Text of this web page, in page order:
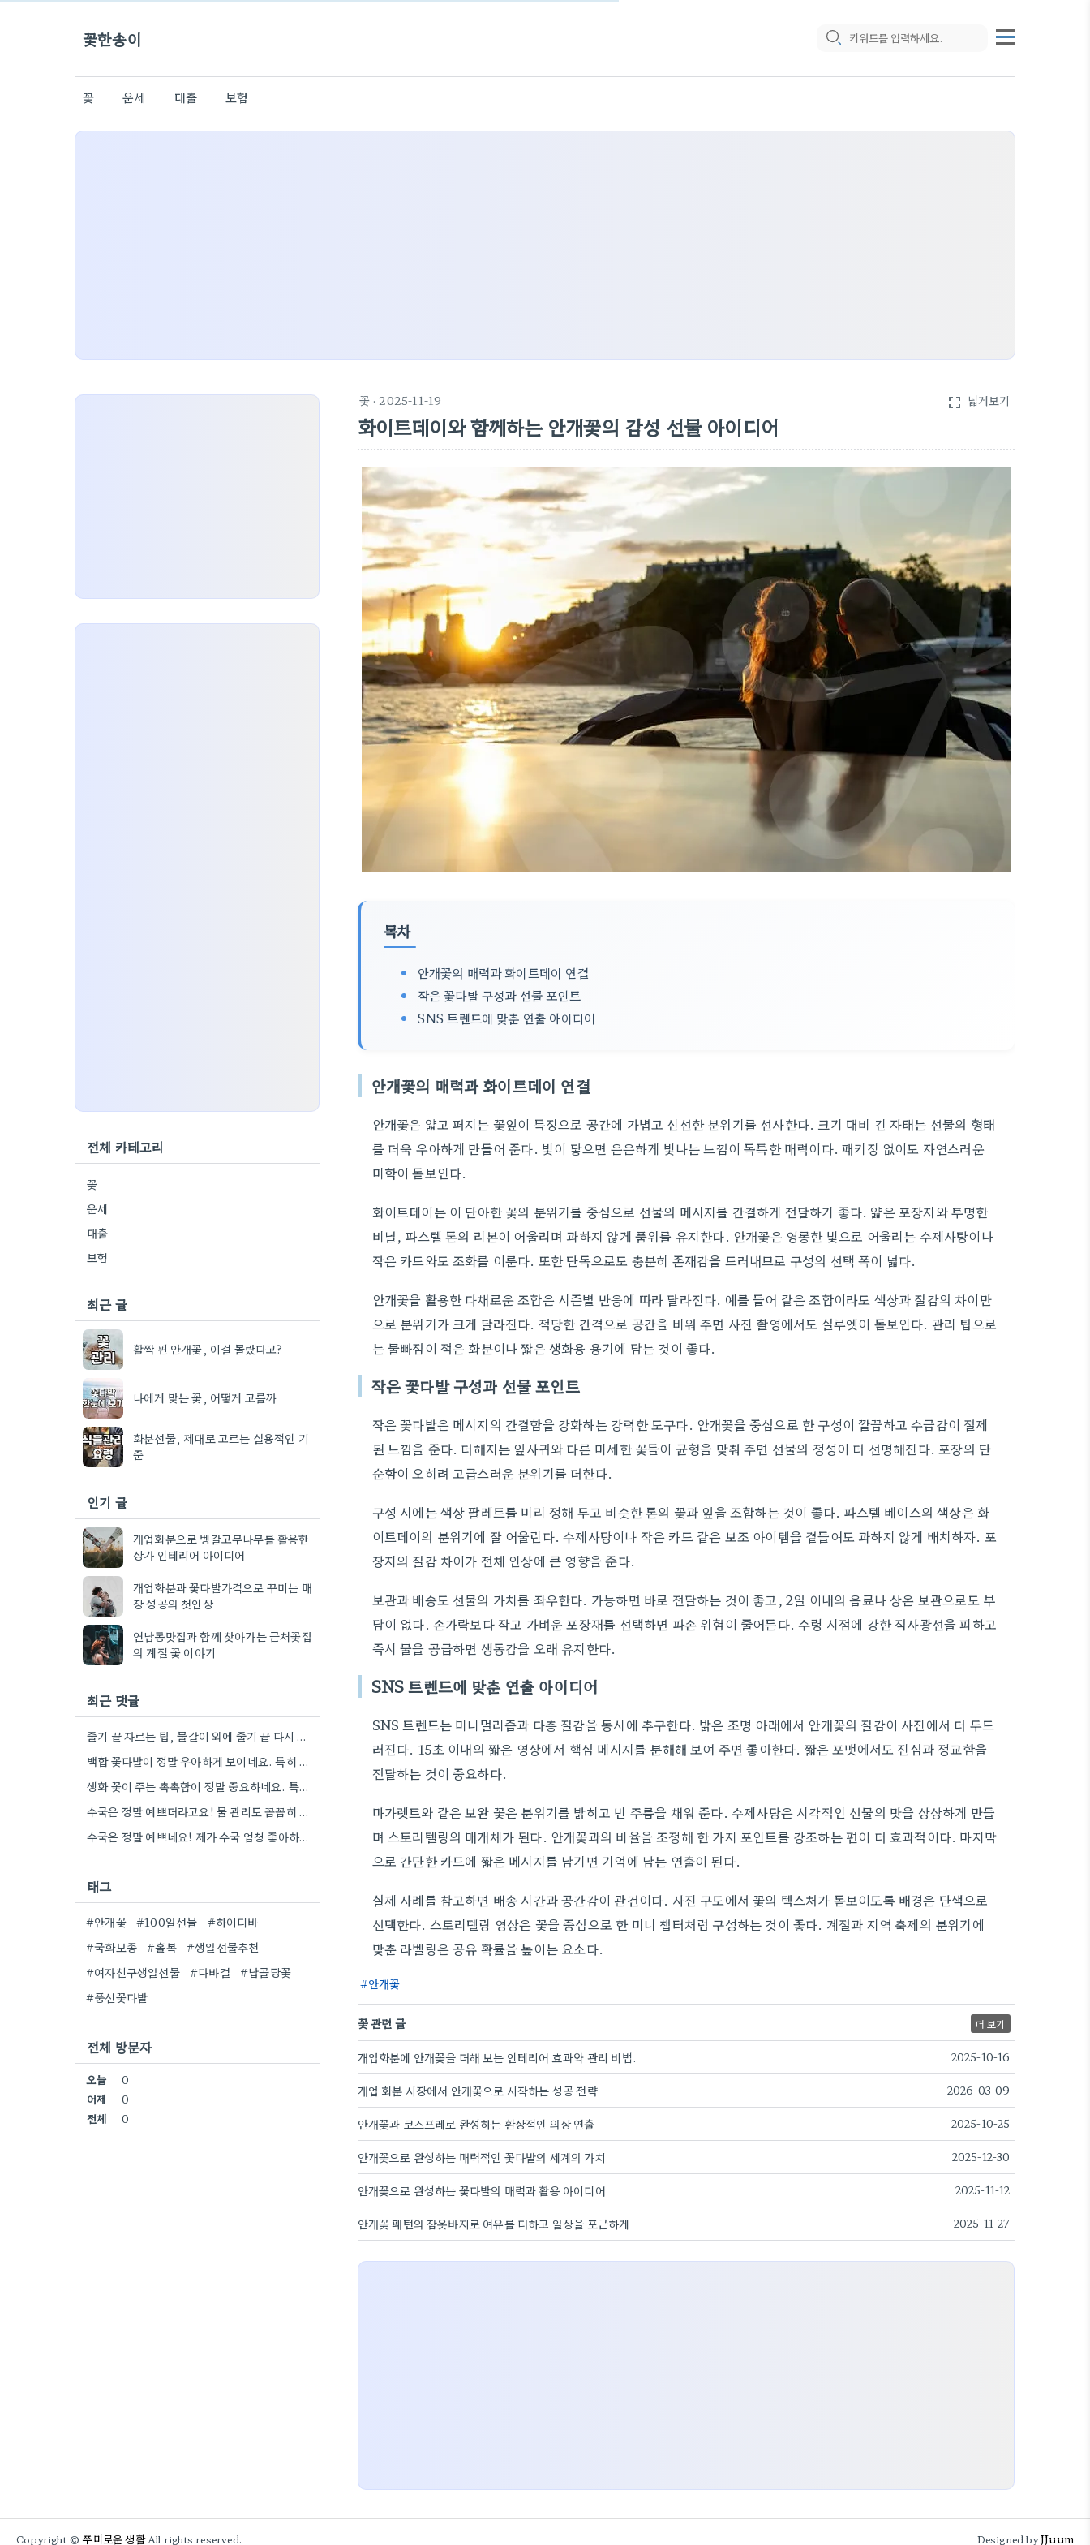
꽃한송이
꽃 운세 대출 보험
꽃· 2025-11-19 fullscreen 넓게보기
화이트데이와 함께하는 안개꽃의 감성 선물 아이디어
목차
안개꽃의 매력과 화이트데이 연결
작은 꽃다발 구성과 선물 포인트
SNS 트렌드에 맞춘 연출 아이디어
안개꽃의 매력과 화이트데이 연결
안개꽃은 얇고 퍼지는 꽃잎이 특징으로 공간에 가볍고 신선한 분위기를 선사한다. 크기 대비 긴 자태는 선물의 형태
를 더욱 우아하게 만들어 준다. 빛이 닿으면 은은하게 빛나는 느낌이 독특한 매력이다. 패키징 없이도 자연스러운
미학이 돋보인다.
화이트데이는 이 단아한 꽃의 분위기를 중심으로 선물의 메시지를 간결하게 전달하기 좋다. 얇은 포장지와 투명한
비닐, 파스텔 톤의 리본이 어울리며 과하지 않게 품위를 유지한다. 안개꽃은 영롱한 빛으로 어울리는 수제사탕이나
작은 카드와도 조화를 이룬다. 또한 단독으로도 충분히 존재감을 드러내므로 구성의 선택 폭이 넓다.
안개꽃을 활용한 다채로운 조합은 시즌별 반응에 따라 달라진다. 예를 들어 같은 조합이라도 색상과 질감의 차이만
으로 분위기가 크게 달라진다. 적당한 간격으로 공간을 비워 주면 사진 촬영에서도 실루엣이 돋보인다. 관리 팁으로
는 물빠짐이 적은 화분이나 짧은 생화용 용기에 담는 것이 좋다.
작은 꽃다발 구성과 선물 포인트
작은 꽃다발은 메시지의 간결함을 강화하는 강력한 도구다. 안개꽃을 중심으로 한 구성이 깔끔하고 수금감이 절제
된 느낌을 준다. 더해지는 잎사귀와 다른 미세한 꽃들이 균형을 맞춰 주면 선물의 정성이 더 선명해진다. 포장의 단
순함이 오히려 고급스러운 분위기를 더한다.
구성 시에는 색상 팔레트를 미리 정해 두고 비슷한 톤의 꽃과 잎을 조합하는 것이 좋다. 파스텔 베이스의 색상은 화
이트데이의 분위기에 잘 어울린다. 수제사탕이나 작은 카드 같은 보조 아이템을 곁들여도 과하지 않게 배치하자. 포
장지의 질감 차이가 전체 인상에 큰 영향을 준다.
보관과 배송도 선물의 가치를 좌우한다. 가능하면 바로 전달하는 것이 좋고, 2일 이내의 음료나 상온 보관으로도 부
담이 없다. 손가락보다 작고 가벼운 포장재를 선택하면 파손 위험이 줄어든다. 수령 시점에 강한 직사광선을 피하고
즉시 물을 공급하면 생동감을 오래 유지한다.
SNS 트렌드에 맞춘 연출 아이디어
SNS 트렌드는 미니멀리즘과 다층 질감을 동시에 추구한다. 밝은 조명 아래에서 안개꽃의 질감이 사진에서 더 두드
러진다. 15초 이내의 짧은 영상에서 핵심 메시지를 분해해 보여 주면 좋아한다. 짧은 포맷에서도 진심과 정교함을
전달하는 것이 중요하다.
마가렛트와 같은 보완 꽃은 분위기를 밝히고 빈 주름을 채워 준다. 수제사탕은 시각적인 선물의 맛을 상상하게 만들
며 스토리텔링의 매개체가 된다. 안개꽃과의 비율을 조정해 한 가지 포인트를 강조하는 편이 더 효과적이다. 마지막
으로 간단한 카드에 짧은 메시지를 남기면 기억에 남는 연출이 된다.
실제 사례를 참고하면 배송 시간과 공간감이 관건이다. 사진 구도에서 꽃의 텍스처가 돋보이도록 배경은 단색으로
선택한다. 스토리텔링 영상은 꽃을 중심으로 한 미니 챕터처럼 구성하는 것이 좋다. 계절과 지역 축제의 분위기에
맞춘 라벨링은 공유 확률을 높이는 요소다.
안개꽃
꽃 관련 글 더 보기
개업화분에 안개꽃을 더해 보는 인테리어 효과와 관리 비법. 2025-10-16
개업 화분 시장에서 안개꽃으로 시작하는 성공 전략 2026-03-09
안개꽃과 코스프레로 완성하는 환상적인 의상 연출 2025-10-25
안개꽃으로 완성하는 매력적인 꽃다발의 세계의 가치 2025-12-30
안개꽃으로 완성하는 꽃다발의 매력과 활용 아이디어 2025-11-12
안개꽃 패턴의 잠옷바지로 여유를 더하고 일상을 포근하게 2025-11-27
전체 카테고리
꽃
운세
대출
보험
최근 글
활짝 핀 안개꽃, 이걸 몰랐다고?
나에게 맞는 꽃, 어떻게 고를까
화분선물, 제대로 고르는 실용적인 기
준
인기 글
개업화분으로 벵갈고무나무를 활용한
상가 인테리어 아이디어
개업화분과 꽃다발가격으로 꾸미는 매
장 성공의 첫인상
연남동맛집과 함께 찾아가는 근처꽃집
의 계절 꽃 이야기
최근 댓글
줄기 끝 자르는 팁, 물갈이 외에 줄기 끝 다시 자르는 방법도 있네요. 그거 완전 꿀팁인…
백합 꽃다발이 정말 우아하게 보이네요. 특히 흰색이나 연한 색 계열이 안전한 선택인 것 같아요.
생화 꽃이 주는 촉촉함이 정말 중요하네요. 특히 겹벚꽃은 사진으로는 다르게 보인다는 점, 실제로 보러 가봐야…
수국은 정말 예쁘더라고요! 물 관리도 꼼꼼히 해야 오래 볼 수 있을 텐데, 제가 좀 덜…
수국은 정말 예쁘네요! 제가 수국 엄청 좋아하는데, 어떤 종류인지 자세히 보니 더 감동이에요.
태그
#안개꽃 #100일선물
#하이디바
#국화모종
#홀복
#생일선물추천
#여자친구생일선물
#다바걸
#납골당꽃
#풍선꽃다발
전체 방문자
오늘
0
어제
0
전체
0
Copyright ©쭈미로운 생활All rights reserved. Designed byJJuum